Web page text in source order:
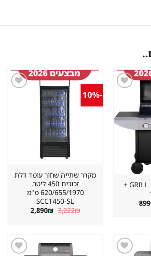
במועדפים
גריל גז 3 מבערים GRILL +
המחיר
הנוכחי
מקרר שתייה שחור עומד דלת
זכוכית 450 ליטר,
620/655/1970 מ"מ
SCCT450-SL
3,222₪ המחיר
2,890₪ המחיר
הנוכחי